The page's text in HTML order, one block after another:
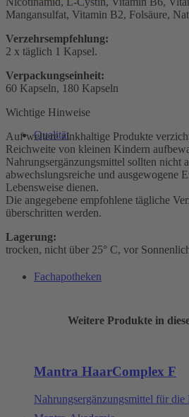
Qualität
Fachapotheken
Mangansulfat, Vitamin B2, Folsäure,
Verzehrsempfehlung:
2 x täglich 1 Kapsel.
Verpackungseinheit:
60 Kapseln, 180 Kapseln
Wichtige Hinweise
Auf weitere zinkhaltige Produkte
Reichweite von kleinen Kindern
Nahrungsergänzungsmittel sollten nicht
abwechslungsreiche und ausgewogene
Lebensweise dienen.
Die angegebene empfohlene tägliche
überschritten werden.
Lagerung:
trocken, nicht über 25° C, vor
Weitere Produkte in
Mantra HaarComplex F
Nahrungsergänzungsmittel für die